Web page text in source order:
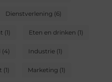
Dienstverlening (6)
(1) Eten en drinken (1)
(4) Industrie (1)
(1) Marketing (1)